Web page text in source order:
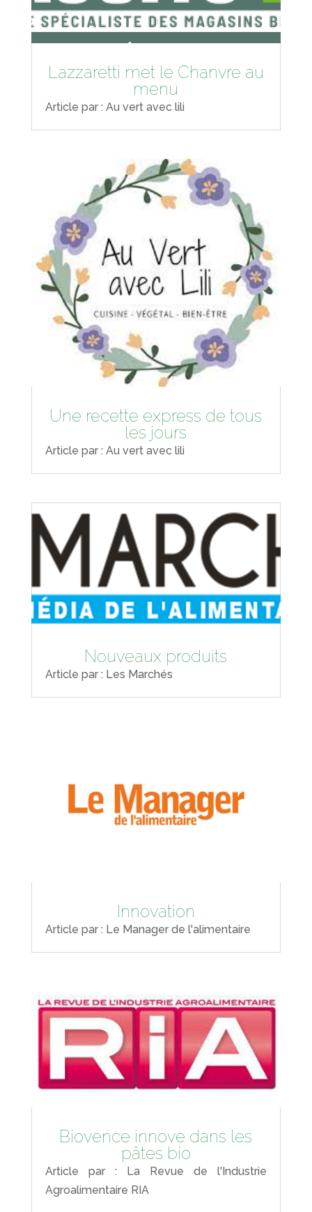
Lazzaretti met le Chanvre au
menu
Article par : Au vert avec lili
Une recette express de tous
les jours
Article par : Au vert avec lili
Nouveaux produits
Article par : Les Marchés
Innovation
Article par : Le Manager de l'alimentaire
Biovence innove dans les
pâtes bio
Article par : La Revue de l'Industrie
Agroalimentaire RIA